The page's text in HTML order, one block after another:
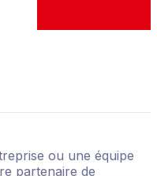
ou une équipe
partenaire de